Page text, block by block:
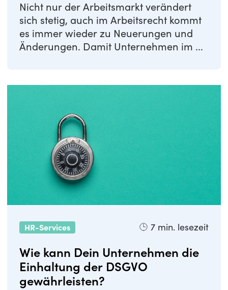
Nicht nur der Arbeitsmarkt verändert
sich stetig, auch im Arbeitsrecht kommt
es immer wieder zu Neuerungen und
Änderungen. Damit Unternehmen im ...
HR-Services 7 min. lesezeit
Wie kann Dein Unternehmen die
Einhaltung der DSGVO
gewährleisten?